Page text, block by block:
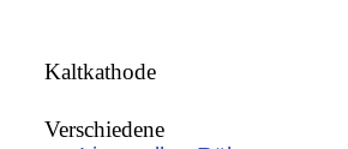
Kaltkathode
Verschiedene